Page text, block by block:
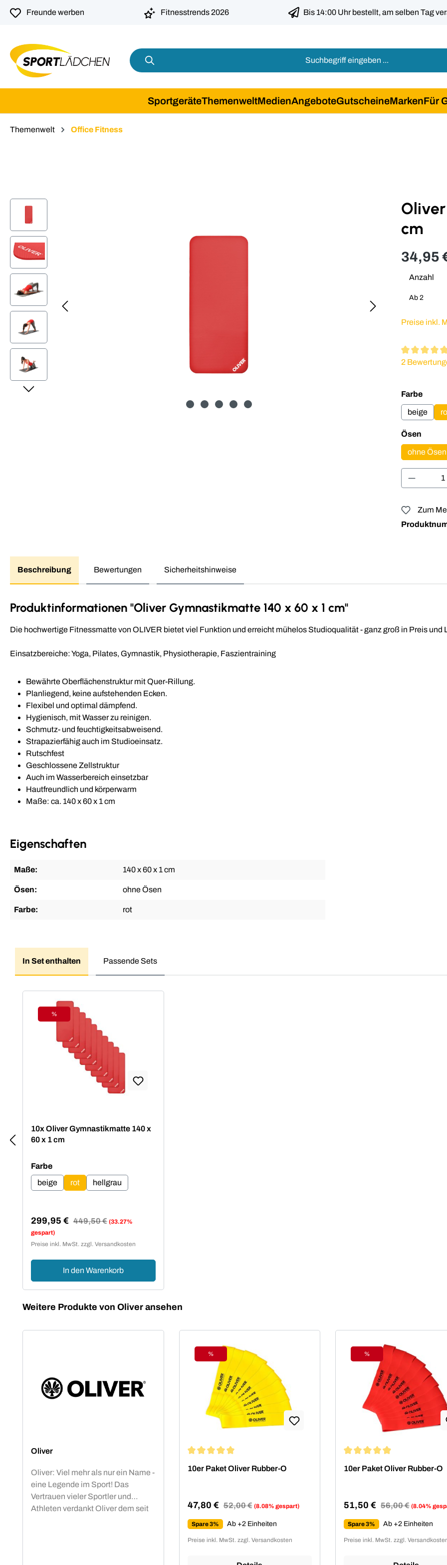
Zur Hauptnavigation springen
Freunde werben Fitnesstrends 2026 Bis 14:00 Uhr bestellt, am selben Tag
SportgeräteThemenweltMedienAngeboteGutscheineMarkenFür
Themenwelt Office Fitness
Bildergalerie überspringen
cm
34,95
Anzahl
Ab 2
Preise inkl.
2
Farbe
beige
Ösen
ohne Ösen
Zum
Beschreibung Bewertungen Sicherheitshinweise
Produktinformationen "Oliver Gymnastikmatte 140 x 60 x 1 cm"
Die hochwertige Fitnessmatte von OLIVER bietet viel Funktion und erreicht mühelos Studioqualität - ganz groß in Preis und
Einsatzbereiche: Yoga, Pilates, Gymnastik, Physiotherapie, Faszientraining
Bewährte Oberflächenstruktur mit Quer-Rillung.
Planliegend, keine aufstehenden Ecken.
Flexibel und optimal dämpfend.
Hygienisch, mit Wasser zu reinigen.
Schmutz- und feuchtigkeitsabweisend.
Strapazierfähig auch im Studioeinsatz.
Rutschfest
Geschlossene Zellstruktur
Auch im Wasserbereich einsetzbar
Hautfreundlich und körperwarm
Maße: ca. 140 x 60 x 1 cm
Eigenschaften
Maße: 140 x 60 x 1 cm
Ösen: ohne Ösen
Farbe: rot
In Set enthalten Passende Sets
Rabatt
%
10x Oliver Gymnastikmatte 140 x
60 x 1 cm
Farbeauswählen
beige
rot hellgrau
Verkaufspreis:
299,95 € Regulärer Preis:
449,50 € (33.27%
gespart)
Preise inkl. MwSt. zzgl. Versandkosten
In den Warenkorb
Produktgalerie überspringen
Weitere Produkte von Oliver ansehen
Oliver
Oliver: Viel mehr als nur ein Name -
eine Legende im Sport! Das
Vertrauen vieler Sportler und
Athleten verdankt Oliver dem seit
Rabatt
%
10er Paket Oliver Rubber-O
Verkaufspreis:
47,80 € Regulärer Preis:
52,00 € (8.08% gespart)
Spare 3% Ab +2 Einheiten
Preise inkl. MwSt. zzgl. Versandkosten
Rabatt
%
10er Paket Oliver Rubber-O
Verkaufspreis:
51,50 € Regulärer Preis:
56,00 € (8.04%
Spare 3% Ab +2 Einheiten
Preise inkl. MwSt. zzgl.